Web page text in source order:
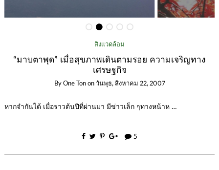
สิ่งแวดล้อม
“มาบตาพุด” เมื่อสุขภาพเดินตามรอย ความเจริญทาง
เศรษฐกิจ
By One Ton on วันพุธ, สิงหาคม 22, 2007
หากจำกันได้ เมื่อราวต้นปีที่ผ่านมา มีข่าวเล็ก ๆทางหน้าห …
5